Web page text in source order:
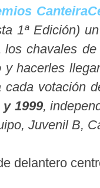
1ª Edición)
los chavales
hacerles
cada votación
1999,
Juvenil B,
delantero